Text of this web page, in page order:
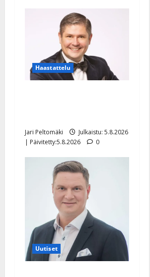
Haastattelu
Jari Peltomäki
Julkaistu: 5.8.2026
| Päivitetty:5.8.2026
0
Uutiset